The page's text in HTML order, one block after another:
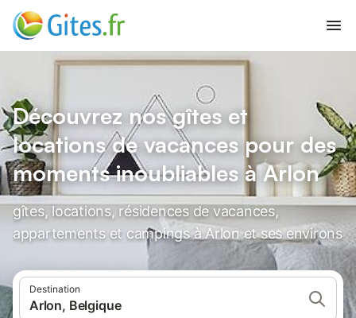
Découvrez nos gîtes et
locations de vacances pour des
moments inoubliables à Arlon
gîtes, locations, résidences de vacances,
appartements et campings à Arlon et ses environs
Destination
Arlon, Belgique